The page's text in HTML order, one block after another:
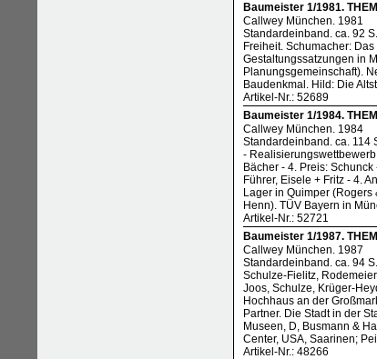
Baumeister 1/1981.
Callwey München. 1981
Standardeinband. ca. 92
Freiheit. Schumacher:
Gestaltungssatzungen in
Planungsgemeinschaft).
Baudenkmal. Hild: Die
Artikel-Nr.: 52689
Baumeister 1/1984.
Callwey München. 1984
Standardeinband. ca. 114
-
Bächer - 4. Preis:
Führer, Eisele + Fritz - 4.
Lager in Quimper
Henn). TÜV Bayern in
Artikel-Nr.: 52721
Baumeister 1/1987.
Callwey München. 1987
Standardeinband. ca. 94
Schulze-Fielitz,
Joos, Schulze, Krüger-
Hochhaus an der
Partner. Die Stadt in der
Museen, D, Busmann &
Center, USA, Saarinen;
Artikel-Nr.: 48266